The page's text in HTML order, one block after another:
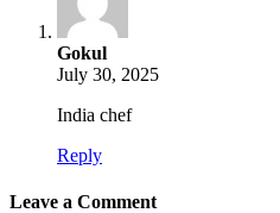
Gokul
July 30, 2025
India chef
Reply
Leave a Comment